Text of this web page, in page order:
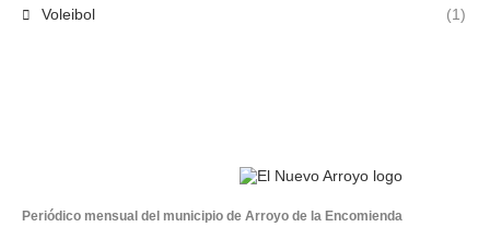
Voleibol (1)
Periódico mensual del municipio de Arroyo de la Encomienda